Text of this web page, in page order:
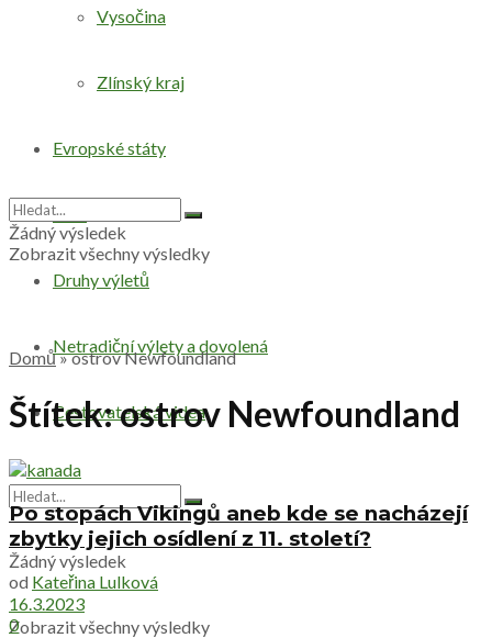
Vysočina
Zlínský kraj
Evropské státy
Svět
Druhy výletů
Netradiční výlety a dovolená
Cestovatelská videa
Žádný výsledek
Zobrazit všechny výsledky
Žádný výsledek
Zobrazit všechny výsledky
Domů»ostrov Newfoundland
Štítek:ostrov Newfoundland
Po stopách Vikingů aneb kde se nacházejí
zbytky jejich osídlení z 11. století?
od Kateřina Lulková
16.3.2023
0